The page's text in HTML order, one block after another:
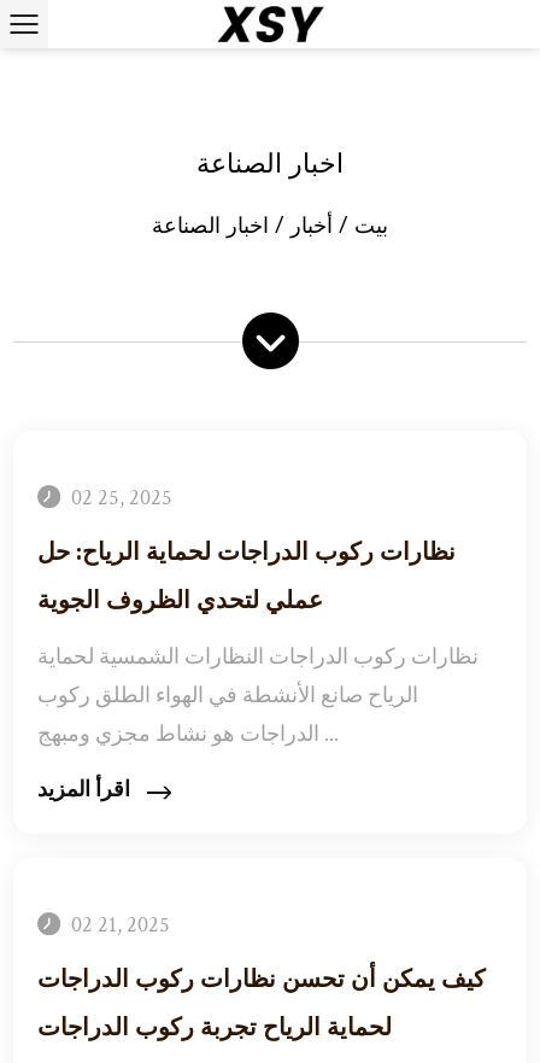
اخبار الصناعة
بيت / أخبار / اخبار الصناعة
02 25, 2025
نظارات ركوب الدراجات لحماية الرياح: حل
عملي لتحدي الظروف الجوية
نظارات ركوب الدراجات النظارات الشمسية لحماية
الرياح صانع الأنشطة في الهواء الطلق ركوب
الدراجات هو نشاط مجزي ومبهج ...
02 21, 2025
كيف يمكن أن تحسن نظارات ركوب الدراجات
لحماية الرياح تجربة ركوب الدراجات